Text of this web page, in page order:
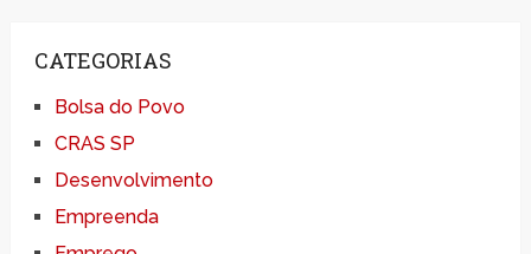
CATEGORIAS
Bolsa do Povo
CRAS SP
Desenvolvimento
Empreenda